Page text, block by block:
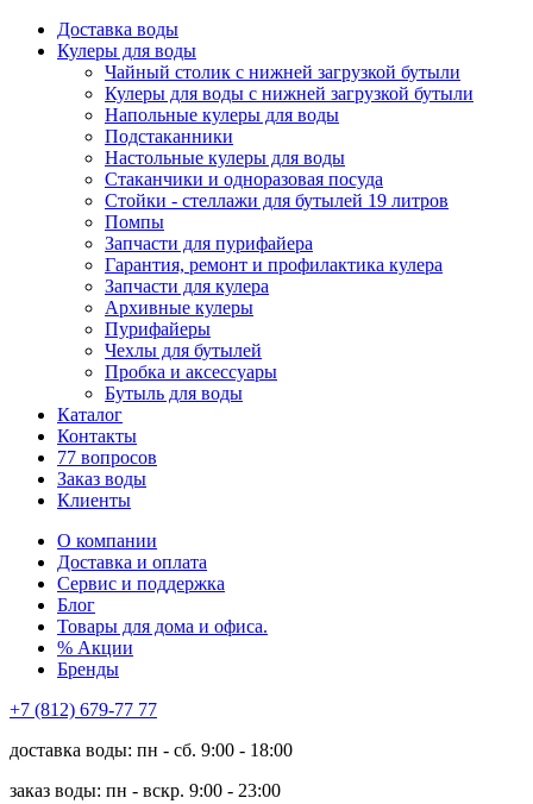
Доставка воды
Кулеры для воды
Чайный столик с нижней загрузкой бутыли
Кулеры для воды с нижней загрузкой бутыли
Напольные кулеры для воды
Подстаканники
Настольные кулеры для воды
Стаканчики и одноразовая посуда
Стойки - стеллажи для бутылей 19 литров
Помпы
Запчасти для пурифайера
Гарантия, ремонт и профилактика кулера
Запчасти для кулера
Архивные кулеры
Пурифайеры
Чехлы для бутылей
Пробка и аксессуары
Бутыль для воды
Каталог
Контакты
77 вопросов
Заказ воды
Клиенты
О компании
Доставка и оплата
Сервис и поддержка
Блог
Товары для дома и офиса.
% Акции
Бренды
+7 (812) 679-77 77
доставка воды: пн - сб. 9:00 - 18:00
заказ воды: пн - вскр. 9:00 - 23:00